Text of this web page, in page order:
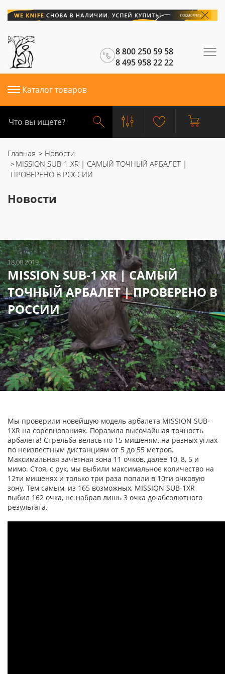
8 800 250 59 58
8 495 958 22 22
Каталог товаров
Главная
Новости
MISSION SUB-1 XR | САМЫЙ ТОЧНЫЙ АРБАЛЕТ |
ПРОВЕРЕНО В РОССИИ
Новости
18.08.2019
MISSION SUB-1 XR | САМЫЙ
ТОЧНЫЙ АРБАЛЕТ | ПРОВЕРЕНО В
РОССИИ
Мы проверили новейшую модель арбалета MISSION SUB-
1XR на соревнованиях. Поразила высочайшая точность
арбалета! Стрельба велась по 15 мишеням, на разных углах
по неизвестным дистанциям от 5 до 55 метров.
Максимальная зачётная зона 11 очков, далее 10, 8, 5 и
мимо. Стоя, с рук, мы выбили максимальное количество на
12ти мишенях и только три раза попали в 10ти очковую
зону. Тем самым, из 165 возможных, MISSION SUB-1XR
выбил 162 очка, не набрав лишь 3 очка до абсолютного
результата.